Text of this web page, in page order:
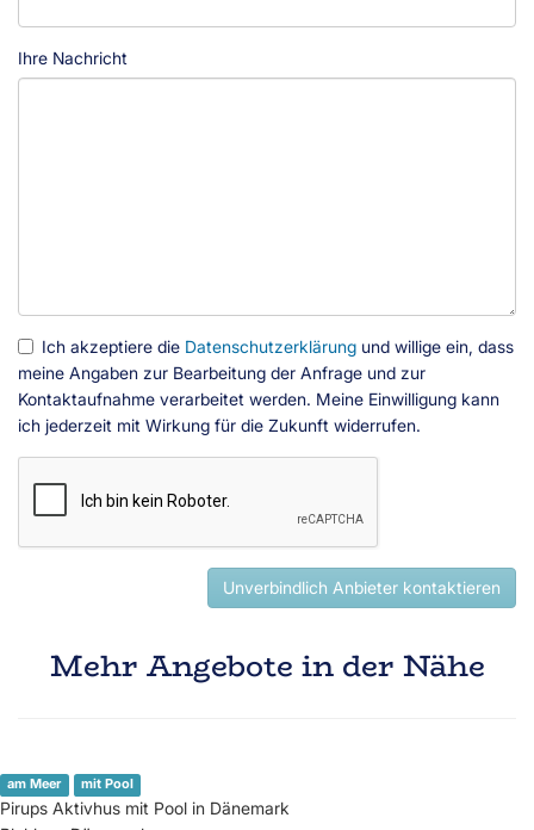
Ihre Nachricht
Ich akzeptiere die Datenschutzerklärung und willige ein, dass
meine Angaben zur Bearbeitung der Anfrage und zur
Kontaktaufnahme verarbeitet werden. Meine Einwilligung kann
ich jederzeit mit Wirkung für die Zukunft widerrufen.
Unverbindlich Anbieter kontaktieren
Mehr Angebote in der Nähe
am Meer mit Pool
Pirups Aktivhus mit Pool in Dänemark